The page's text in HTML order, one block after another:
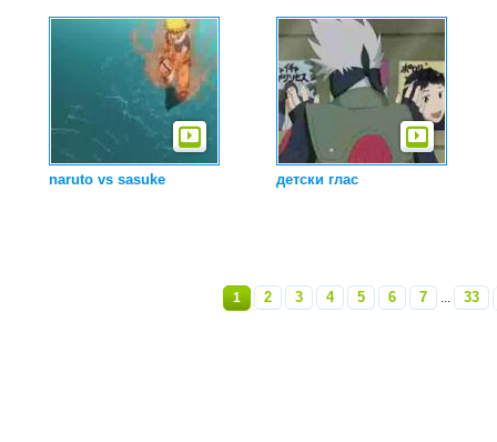
naruto vs sasuke детски глас
1 2 3 4 5 6 7 ... 33»